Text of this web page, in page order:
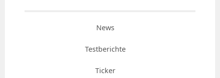
News
Testberichte
Ticker